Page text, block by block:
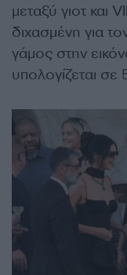
μεταξύ γιοτ και
διχασμένη για
γάμος στην
υπολογίζεται